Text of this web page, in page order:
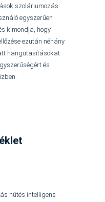
szoláriumozás
egyszerűen
kimondja, hogy
ezután néhány
hangutasításokat
és
hűtés intelligens